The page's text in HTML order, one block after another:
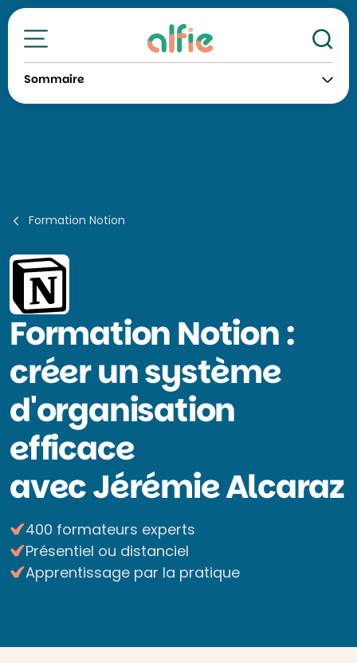
Toutes nos formations
Sommaire
Formation Notion
FormationNotion :
créer un système
d'organisation
efficace
avec Jérémie Alcaraz
400 formateurs experts
Présentiel ou distanciel
Apprentissage par la pratique